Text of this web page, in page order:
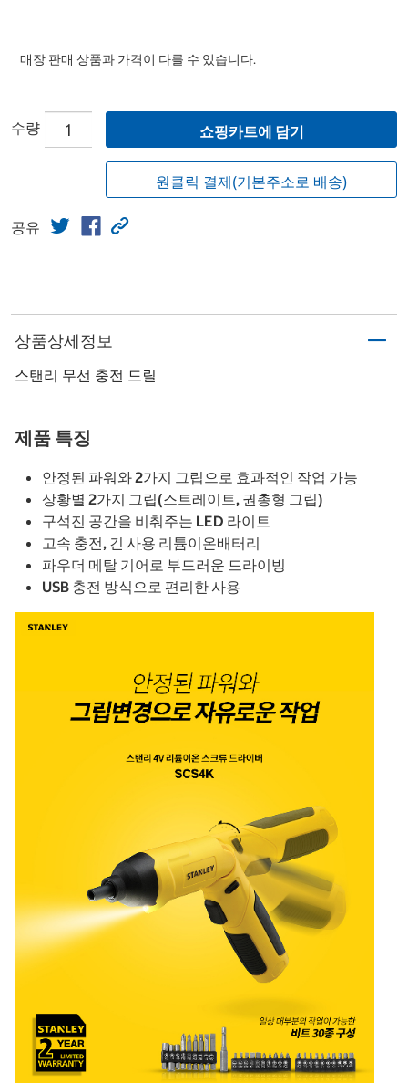
매장 판매 상품과 가격이 다를 수 있습니다.
수량 쇼핑카트에 담기
원클릭 결제(기본주소로 배송)
공유
상품상세정보
스탠리 무선 충전 드릴
제품 특징
안정된 파워와 2가지 그립으로 효과적인 작업 가능
상황별 2가지 그립(스트레이트, 권총형 그립)
구석진 공간을 비춰주는 LED 라이트
고속 충전, 긴 사용 리튬이온배터리
파우더 메탈 기어로 부드러운 드라이빙
USB 충전 방식으로 편리한 사용